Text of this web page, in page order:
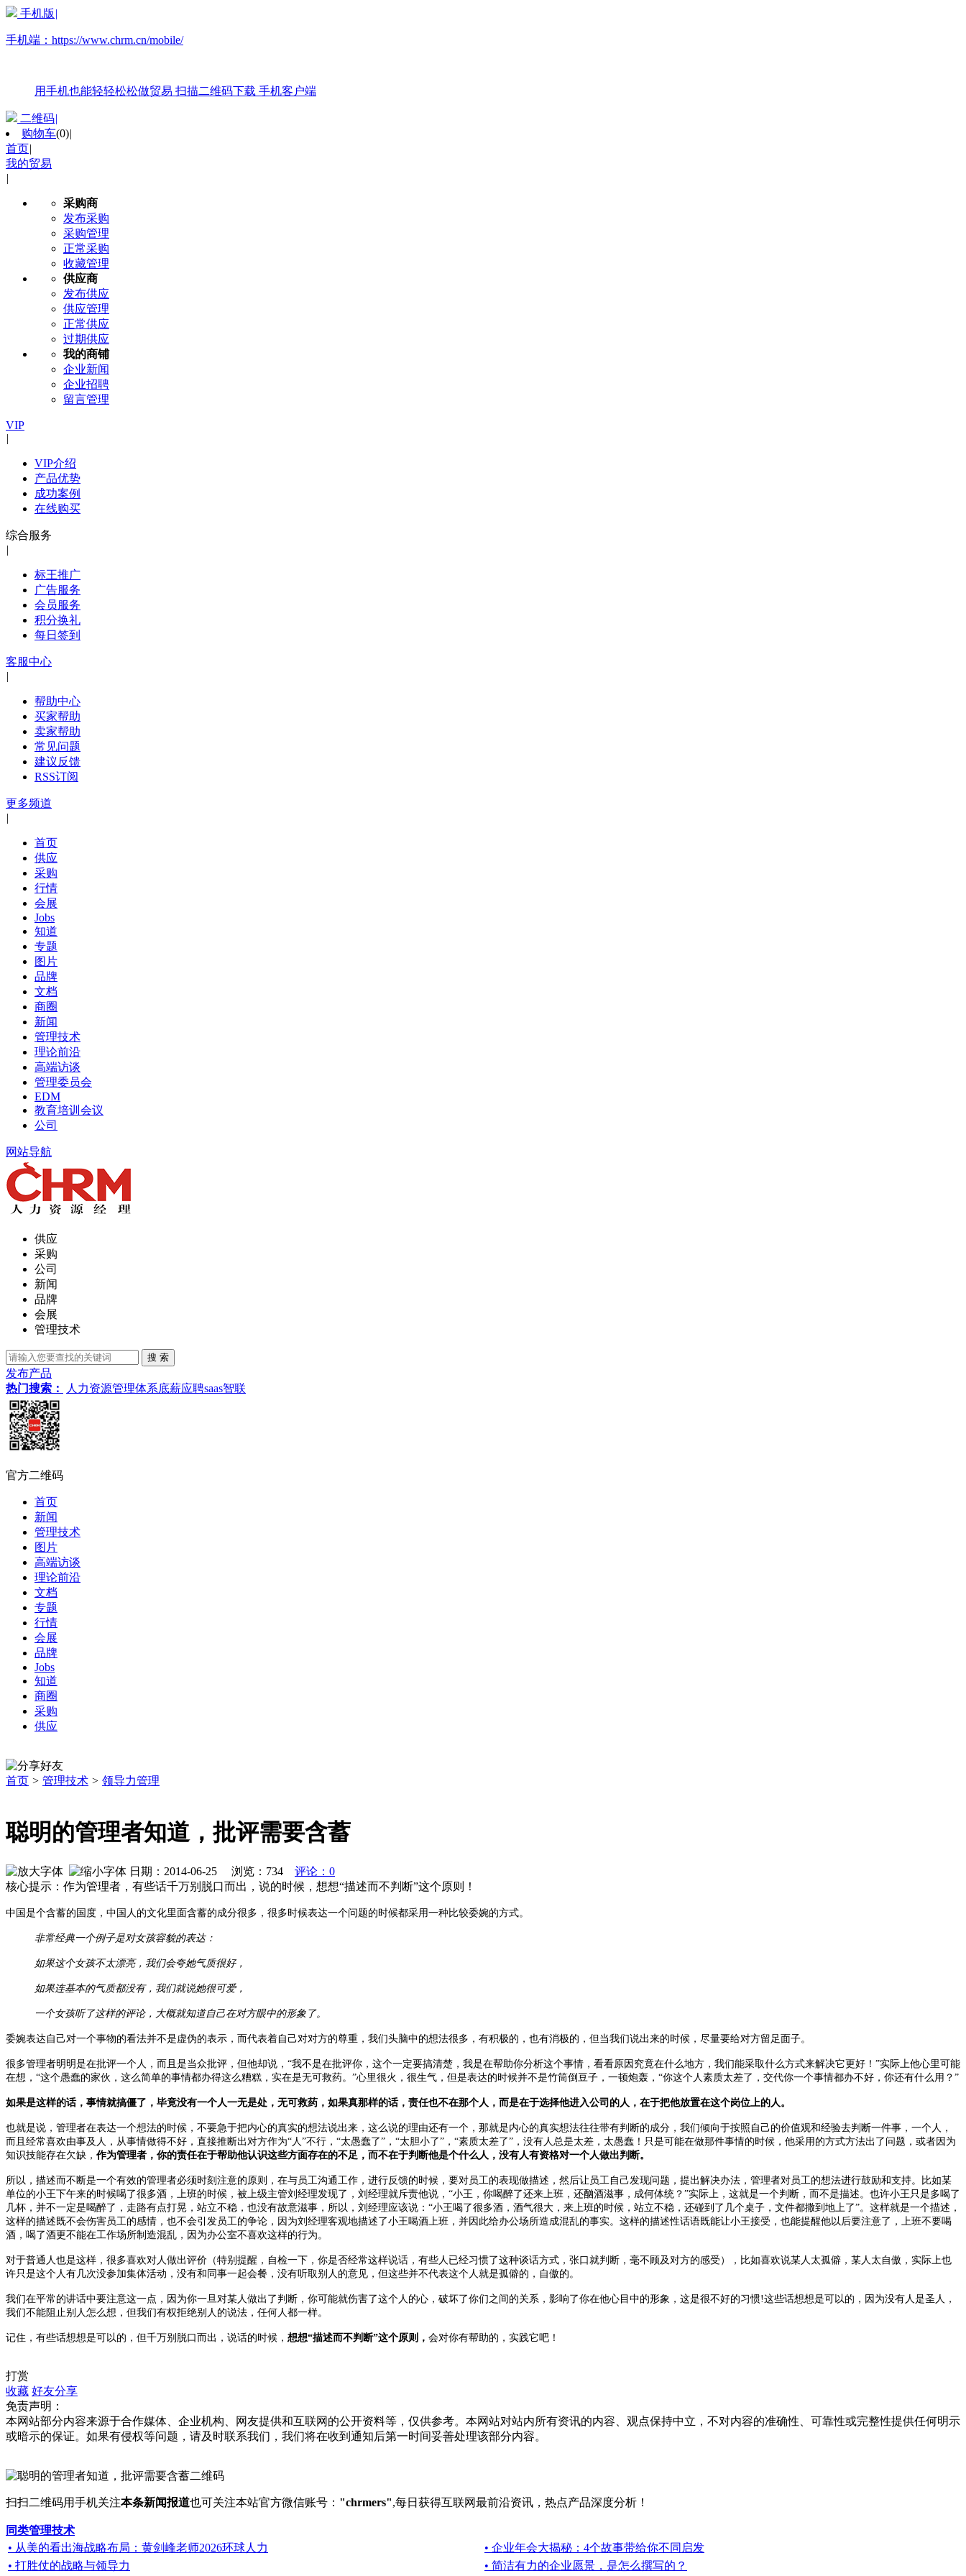
手机版 |
手机端： https://www.chrm.cn/mobile/
用手机也能轻轻松松做贸易 扫描二维码下载 手机客户端
二维码|
购物车(0)|
首页|
我的贸易
|
采购商
发布采购
采购管理
正常采购
收藏管理
供应商
发布供应
供应管理
正常供应
过期供应
我的商铺
企业新闻
企业招聘
留言管理
VIP
|
VIP介绍
产品优势
成功案例
在线购买
综合服务
|
标王推广
广告服务
会员服务
积分换礼
每日签到
客服中心
|
帮助中心
买家帮助
卖家帮助
常见问题
建议反馈
RSS订阅
更多频道
|
首页
供应
采购
行情
会展
Jobs
知道
专题
图片
品牌
文档
商圈
新闻
管理技术
理论前沿
高端访谈
管理委员会
EDM
教育培训会议
公司
网站导航
供应
采购
公司
新闻
品牌
会展
管理技术
发布产品
热门搜索：
人力资源管理体系底薪应聘saas智联
官方二维码
首页
新闻
管理技术
图片
高端访谈
理论前沿
文档
专题
行情
会展
品牌
Jobs
知道
商圈
采购
供应
首页 > 管理技术 > 领导力管理
聪明的管理者知道，批评需要含蓄
日期：2014-06-25 浏览： 734
评论：0
核心提示：作为管理者，有些话千万别脱口而出，说的时候，想想“描述而不判断”这个原则！
中国是个含蓄的国度，中国人的文化里面含蓄的成分很多，很多时候表达一个问题的时候都采用一种比较委婉的方式。
非常经典一个例子是对女孩容貌的表达：
如果这个女孩不太漂亮，我们会夸她气质很好，
如果连基本的气质都没有，我们就说她很可爱，
一个女孩听了这样的评论，大概就知道自己在对方眼中的形象了。
委婉表达自己对一个事物的看法并不是虚伪的表示，而代表着自己对对方的尊重，我们头脑中的想法很多，有积极的，也有消极的，但当我们说出来的时候，尽量要给对方留足面子。
很多管理者明明是在批评一个人，而且是当众批评，但他却说，“我不是在批评你，这个一定要搞清楚，我是在帮助你分析这个事情，看看原因究竟在什么地方，我们能采取什么方式来解决它更好！”实际上他心里可能
在想，“这个愚蠢的家伙，这么简单的事情都办得这么糟糕，实在是无可救药。”心里很火，很生气，但是表达的时候并不是竹筒倒豆子，一顿炮轰，“你这个人素质太差了，交代你一个事情都办不好，你还有什么用？”
如果是这样的话，事情就搞僵了，毕竟没有一个人一无是处，无可救药，如果真那样的话，责任也不在那个人，而是在于选择他进入公司的人，在于把他放置在这个岗位上的人。
也就是说，管理者在表达一个想法的时候，不要急于把内心的真实的想法说出来，这么说的理由还有一个，那就是内心的真实想法往往带有判断的成分，我们倾向于按照自己的价值观和经验去判断一件事，一个人，
而且经常喜欢由事及人，从事情做得不好，直接推断出对方作为“人”不行，“太愚蠢了”，“太胆小了”，“素质太差了”，没有人总是太差，太愚蠢！只是可能在做那件事情的时候，他采用的方式方法出了问题，或者因为
知识技能存在欠缺， 作为管理者，你的责任在于帮助他认识这些方面存在的不足，而不在于判断他是个什么人，没有人有资格对一个人做出判断。
所以，描述而不断是一个有效的管理者必须时刻注意的原则，在与员工沟通工作，进行反馈的时候，要对员工的表现做描述，然后让员工自己发现问题，提出解决办法，管理者对员工的想法进行鼓励和支持。比如某
单位的小王下午来的时候喝了很多酒，上班的时候，被上级主管刘经理发现了，刘经理就斥责他说，“小王，你喝醉了还来上班，还酗酒滋事，成何体统？”实际上，这就是一个判断，而不是描述。也许小王只是多喝了
几杯，并不一定是喝醉了，走路有点打晃，站立不稳，也没有故意滋事，所以，刘经理应该说：“小王喝了很多酒，酒气很大，来上班的时候，站立不稳，还碰到了几个桌子，文件都撒到地上了”。这样就是一个描述，
这样的描述既不会伤害员工的感情，也不会引发员工的争论，因为刘经理客观地描述了小王喝酒上班，并因此给办公场所造成混乱的事实。这样的描述性话语既能让小王接受，也能提醒他以后要注意了，上班不要喝
酒，喝了酒更不能在工作场所制造混乱，因为办公室不喜欢这样的行为。
对于普通人也是这样，很多喜欢对人做出评价（特别提醒，自检一下，你是否经常这样说话，有些人已经习惯了这种谈话方式，张口就判断，毫不顾及对方的感受），比如喜欢说某人太孤僻，某人太自傲，实际上也
许只是这个人有几次没参加集体活动，没有和同事一起会餐，没有听取别人的意见，但这些并不代表这个人就是孤僻的，自傲的。
我们在平常的讲话中要注意这一点，因为你一旦对某人做出了判断，你可能就伤害了这个人的心，破坏了你们之间的关系，影响了你在他心目中的形象，这是很不好的习惯!这些话想想是可以的，因为没有人是圣人，
我们不能阻止别人怎么想，但我们有权拒绝别人的说法，任何人都一样。
记住，有些话想想是可以的，但千万别脱口而出，说话的时候， 想想“描述而不判断”这个原则， 会对你有帮助的，实践它吧！
打赏
收藏 好友分享
免责声明：
本网站部分内容来源于合作媒体、企业机构、网友提供和互联网的公开资料等，仅供参考。本网站对站内所有资讯的内容、观点保持中立，不对内容的准确性、可靠性或完整性提供任何明示
或暗示的保证。如果有侵权等问题，请及时联系我们，我们将在收到通知后第一时间妥善处理该部分内容。
扫扫二维码用手机关注本条新闻报道也可关注本站官方微信账号： "chrmers",每日获得互联网最前沿资讯，热点产品深度分析！
同类管理技术
• 从美的看出海战略布局：黄剑峰老师2026环球人力
• 企业年会大揭秘：4个故事带给你不同启发
• 打胜仗的战略与领导力
• 简洁有力的企业愿景，是怎么撰写的？